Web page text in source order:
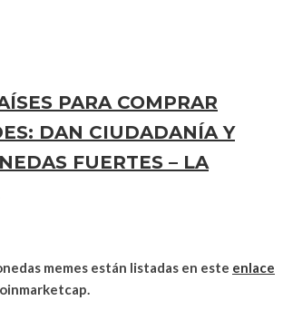
PARA COMPRAR
DAN CIUDADANÍA Y
FUERTES – LA
memes están listadas en este enlace